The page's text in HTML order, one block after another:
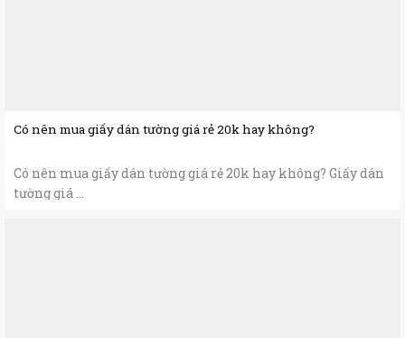
Có nên mua giấy dán tường giá rẻ 20k hay không?
Có nên mua giấy dán tường giá rẻ 20k hay không? Giấy dán
tường giá ...